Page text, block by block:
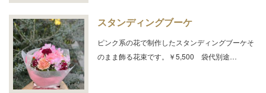
スタンディングブーケ
ピンク系の花で制作したスタンディングブーケそ
のまま飾る花束です。￥5,500 袋代別途…